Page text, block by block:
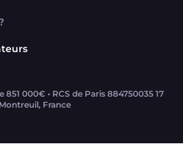
000€ • RCS de Paris 884750035 17
France